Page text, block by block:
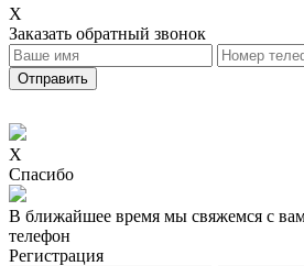
X
Заказать обратный звонок
X
Спасибо
В ближайшее время мы свяжемся с
телефон
Регистрация